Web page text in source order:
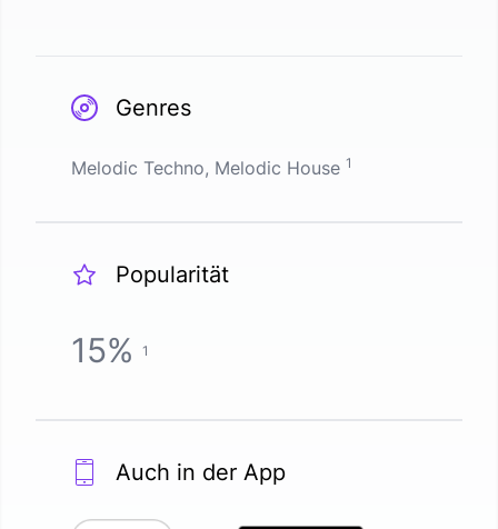
Genres
Melodic Techno, Melodic House 1
Popularität
15% 1
Auch in der App